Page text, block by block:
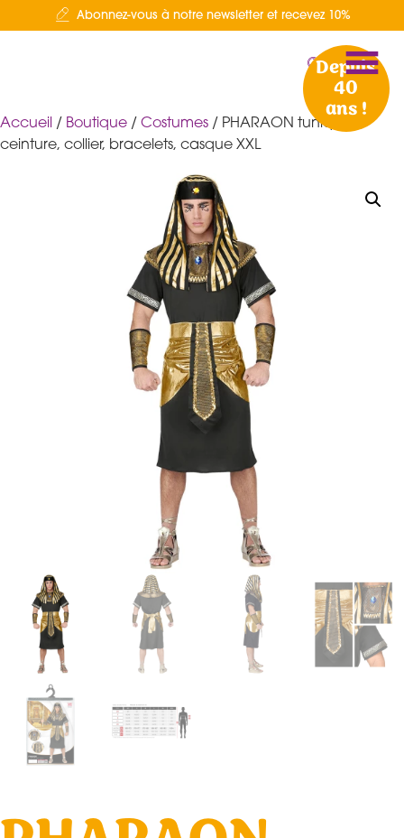
Abonnez-vous à notre newsletter et recevez 10%
Depuis
40
ans !
Accueil / Boutique / Costumes / PHARAON tunique,
ceinture, collier, bracelets, casque XXL